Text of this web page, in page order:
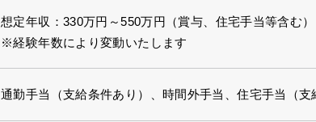
想定年収：330万円～550万円（賞与、住宅手当等含む）
※経験年数により変動いたします
通勤手当（支給条件あり）、時間外手当、住宅手当（支